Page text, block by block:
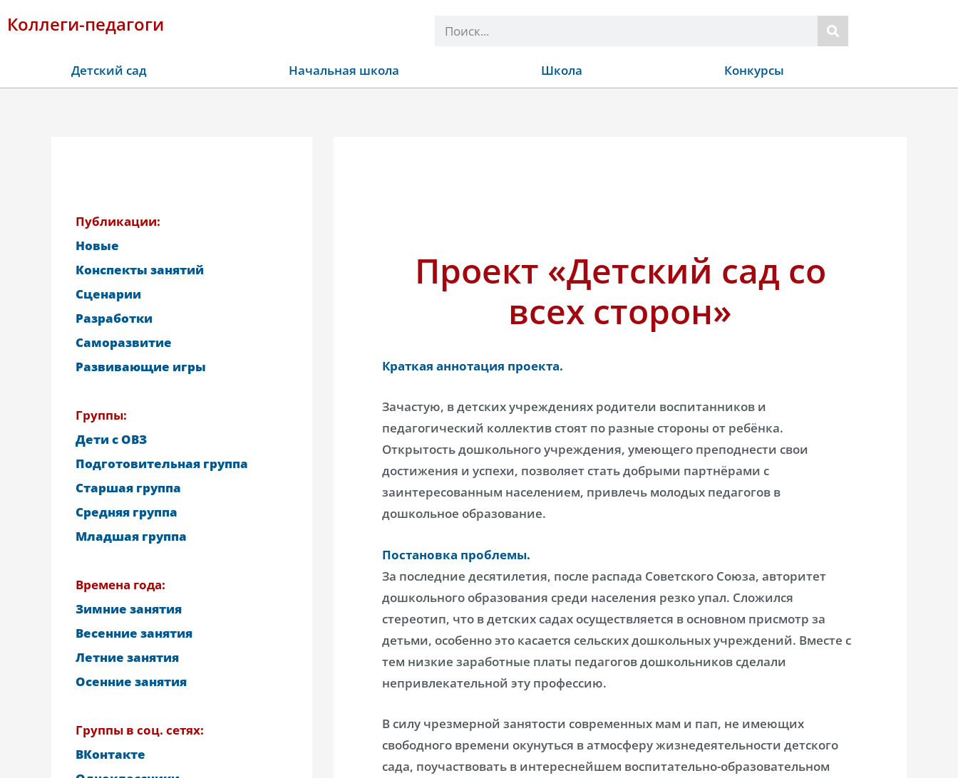
Коллеги-педагоги Поиск
Детский сад Начальная школа Школа Конкурсы
Публикации:
Новые
Конспекты занятий
Сценарии
Разработки
Саморазвитие
Развивающие игры
Группы:
Дети с ОВЗ
Подготовительная группа
Старшая группа
Средняя группа
Младшая группа
Времена года:
Зимние занятия
Весенние занятия
Летние занятия
Осенние занятия
Группы в соц. сетях:
ВКонтакте
Проект «Детский сад со
всех сторон»
Краткая аннотация проекта.
Зачастую, в детских учреждениях родители воспитанников и
педагогический коллектив стоят по разные стороны от ребёнка.
Открытость дошкольного учреждения, умеющего преподнести свои
достижения и успехи, позволяет стать добрыми партнёрами с
заинтересованным населением, привлечь молодых педагогов в
дошкольное образование.
Постановка проблемы.
За последние десятилетия, после распада Советского Союза, авторитет
дошкольного образования среди населения резко упал. Сложился
стереотип, что в детских садах осуществляется в основном присмотр за
детьми, особенно это касается сельских дошкольных учреждений. Вместе с
тем низкие заработные платы педагогов дошкольников сделали
непривлекательной эту профессию.
В силу чрезмерной занятости современных мам и пап, не имеющих
свободного времени окунуться в атмосферу жизнедеятельности детского
сада, поучаствовать в интереснейшем воспитательно-образовательном